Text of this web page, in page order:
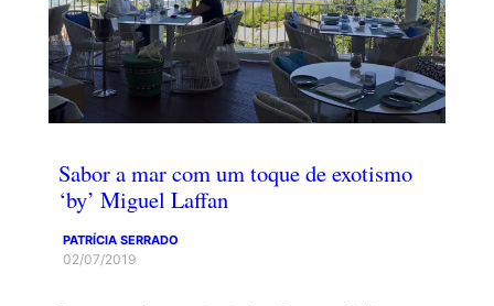
Sabor a mar com um toque de exotismo
‘by’ Miguel Laffan
PATRÍCIA SERRADO
02/07/2019